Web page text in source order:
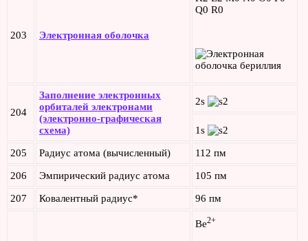
203 Электронная оболочка
Q0 R0
204
Заполнение электронных
орбиталей электронами
(электронно-графическая
схема)
2s
1s
205 Радиус атома (вычисленный) 112 пм
206 Эмпирический радиус атома 105 пм
207 Ковалентный радиус* 96 пм
Be2+